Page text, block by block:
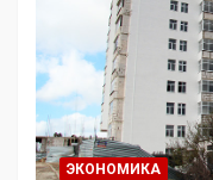
ЭКОНОМИКА